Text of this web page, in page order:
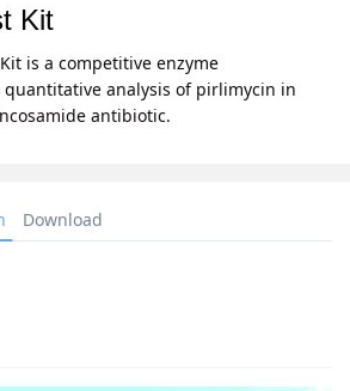
Kit
is a competitive enzyme
analysis of pirlimycin in
antibiotic.
Download